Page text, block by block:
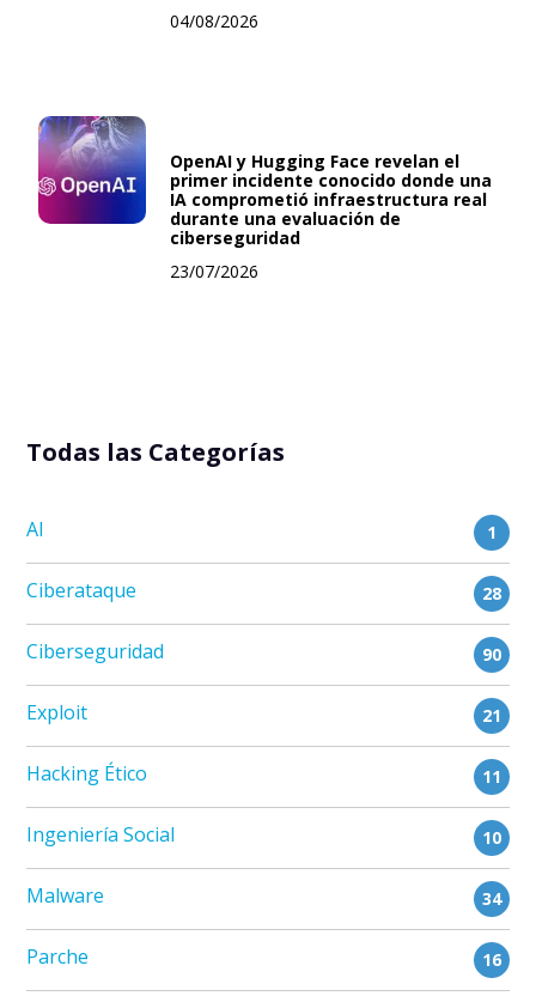
04/08/2026
OpenAI y Hugging Face revelan el
primer incidente conocido donde una
IA comprometió infraestructura real
durante una evaluación de
ciberseguridad
23/07/2026
Todas las Categorías
AI 1
Ciberataque 28
Ciberseguridad 90
Exploit 21
Hacking Ético 11
Ingeniería Social 10
Malware 34
Parche 16